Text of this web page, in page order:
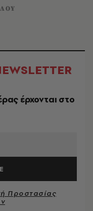
έρχονται στο
Προστασίας